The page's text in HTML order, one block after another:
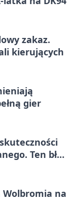
zakaz.
kierujących
gier
Ten błąd
Wolbromia na